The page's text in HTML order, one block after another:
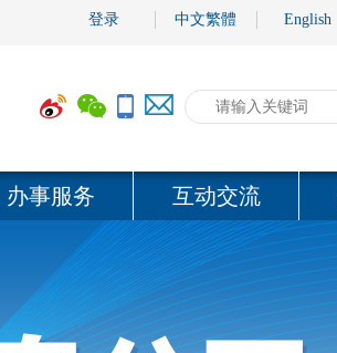
登录 中文繁體 English
办事服务 互动交流